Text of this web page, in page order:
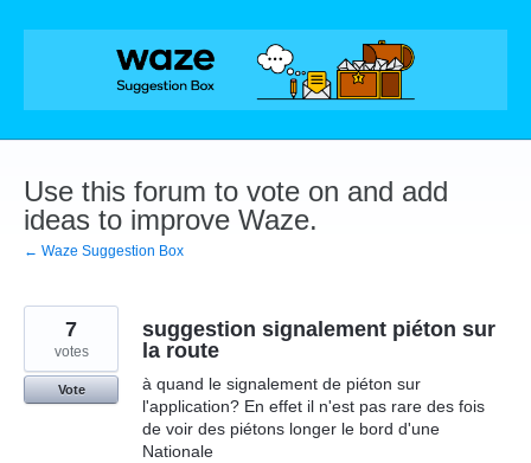
Skip
Use this forum to vote on and add
ideas to improve Waze.
← Waze Suggestion Box
suggestion signalement piéton sur
la route
à quand le signalement de piéton sur
l'application? En effet il n'est pas rare des fois
de voir des piétons longer le bord d'une
Nationale
7
votes
Vote